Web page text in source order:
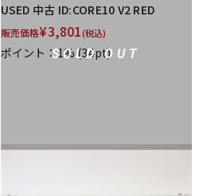
SOLD OUT
USED 中古 ID:CORE10 V2 RED
販売価格¥3,801(税込)
ポイント：1%(34pt)